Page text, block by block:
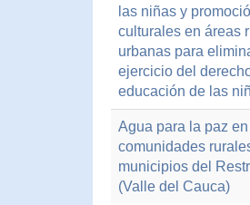
las niñas y
culturales en áreas
urbanas para
ejercicio del
educación de las
Agua para la paz
comunidades
municipios del
(Valle del Cauca)